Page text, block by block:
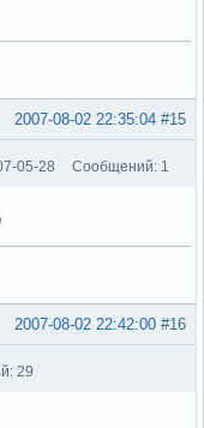
#15
2007-08-02 22:35:04
05-28 Сообщений: 1
#16
2007-08-02 22:42:00
29